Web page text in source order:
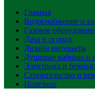
Главная
Водоснабжение и
Газовое
Дача и огород
Дизайн интерьера
Душевые кабины и
Электрика и
Строительство и
Полезное